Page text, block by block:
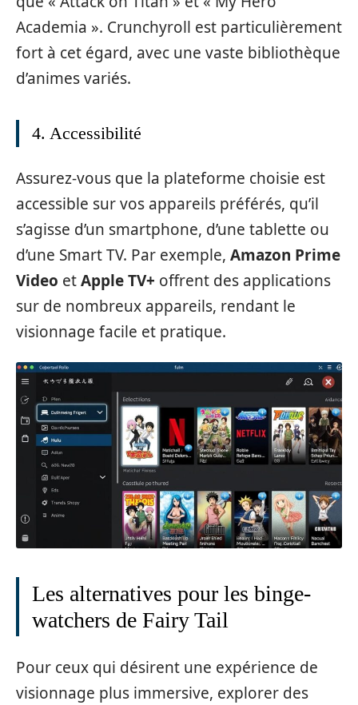
Academia ». Crunchyroll est particulièrement
fort à cet égard, avec une vaste bibliothèque
d’animes variés.
4. Accessibilité
Assurez-vous que la plateforme choisie est
accessible sur vos appareils préférés, qu’il
s’agisse d’un smartphone, d’une tablette ou
d’une Smart TV. Par exemple, Amazon Prime
Video etApple TV+ offrent des applications
sur de nombreux appareils, rendant le
visionnage facile et pratique.
Les alternatives pour les binge-
watchers de Fairy Tail
Pour ceux qui désirent une expérience de
visionnage plus immersive, explorer des